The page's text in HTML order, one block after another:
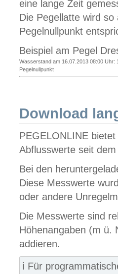
eine lange Zeit
Die Pegellatte wird
Pegelnullpunkt
Beispiel am Pegel
Wasserstand am 16.07.2013 08:00 Uhr:
Pegelnullpunkt
Download
PEGELONLINE
Abflusswerte seit
Bei den
Diese Messwerte
oder andere
Die Messwerte sind
Höhenangaben (m ü.
addieren.
ℹ️ Für